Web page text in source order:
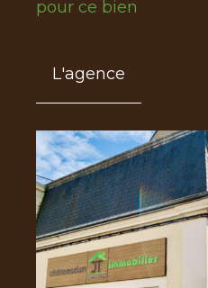
pour ce bien
L'agence